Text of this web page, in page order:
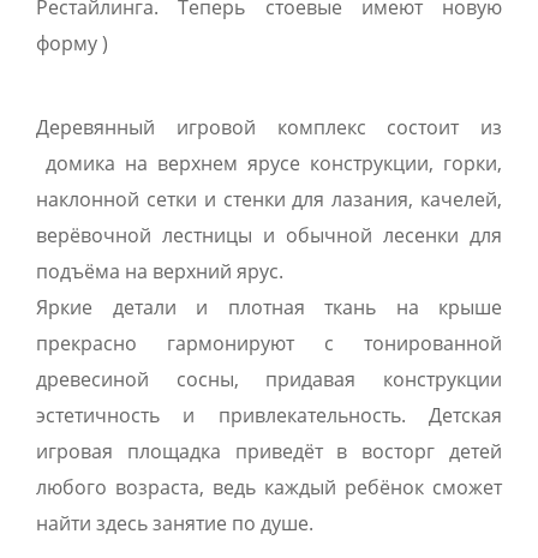
Рестайлинга. Теперь стоевые имеют новую
форму )
Деревянный игровой комплекс состоит из
домика на верхнем ярусе конструкции, горки,
наклонной сетки и стенки для лазания, качелей,
верёвочной лестницы и обычной лесенки для
подъёма на верхний ярус.
Яркие детали и плотная ткань на крыше
прекрасно гармонируют с тонированной
древесиной сосны, придавая конструкции
эстетичность и привлекательность. Детская
игровая площадка приведёт в восторг детей
любого возраста, ведь каждый ребёнок сможет
найти здесь занятие по душе.